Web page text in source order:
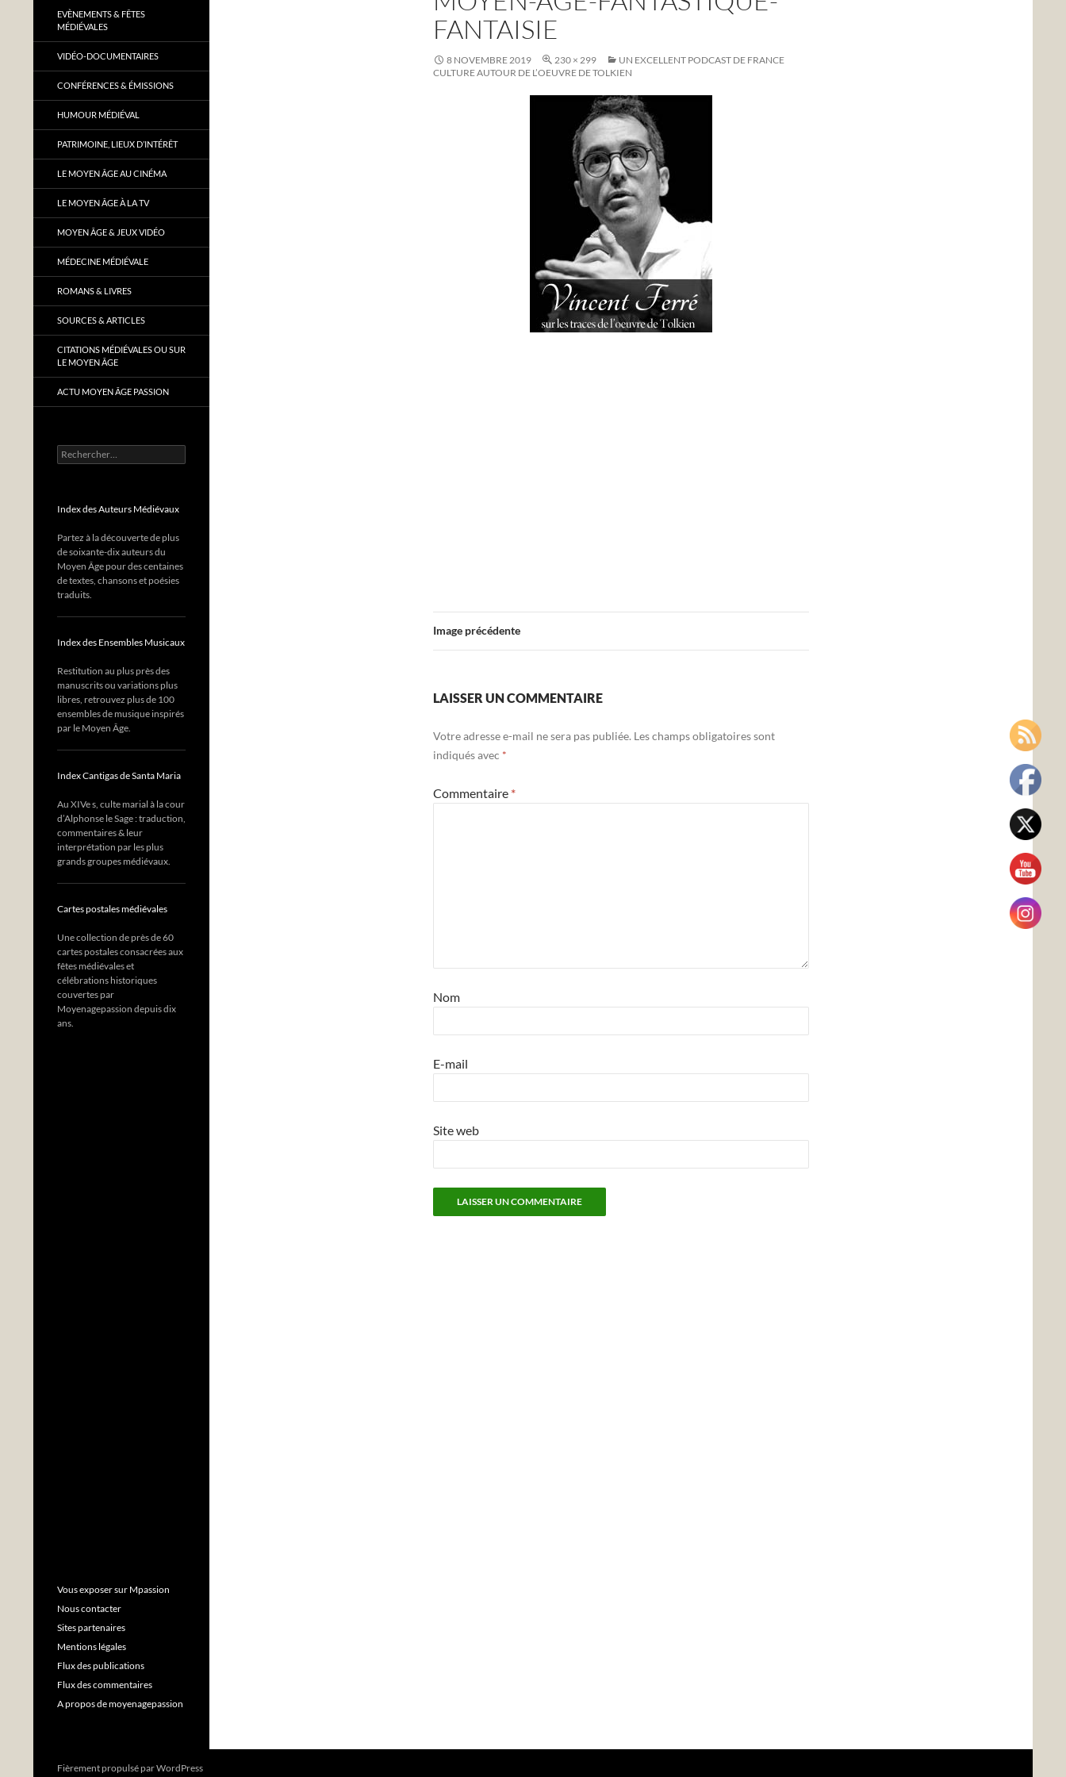
FANTAISIE
8 NOVEMBRE 2019 230 × 299
UN EXCELLENT PODCAST DE FRANCE
CULTURE AUTOUR DE L’OEUVRE DE TOLKIEN
Image précédente
LAISSER UN COMMENTAIRE
Votre adresse e-mail ne sera pas publiée. Les champs obligatoires sont
indiqués avec *
Commentaire *
Nom
E-mail
Site web
EVÈNEMENTS & FÊTES
MÉDIÉVALES
VIDÉO-DOCUMENTAIRES
CONFÉRENCES & ÉMISSIONS
HUMOUR MÉDIÉVAL
PATRIMOINE, LIEUX D’INTÉRÊT
LE MOYEN ÂGE AU CINÉMA
LE MOYEN ÂGE À LA TV
MOYEN ÂGE & JEUX VIDÉO
MÉDECINE MÉDIÉVALE
ROMANS & LIVRES
SOURCES & ARTICLES
CITATIONS MÉDIÉVALES OU SUR
LE MOYEN ÂGE
ACTU MOYEN ÂGE PASSION
Rechercher :
Index des Auteurs Médiévaux
Partez à la découverte de plus
de soixante-dix auteurs du
Moyen Âge pour des centaines
de textes, chansons et poésies
traduits.
Index des Ensembles Musicaux
Restitution au plus près des
manuscrits ou variations plus
libres, retrouvez plus de 100
ensembles de musique inspirés
par le Moyen Âge.
Index Cantigas de Santa Maria
Au XIVe s, culte marial à la cour
d’Alphonse le Sage : traduction,
commentaires & leur
interprétation par les plus
grands groupes médiévaux.
Cartes postales médiévales
Une collection de près de 60
cartes postales consacrées aux
fêtes médiévales et
célébrations historiques
couvertes par
Moyenagepassion depuis dix
ans.
Vous exposer sur Mpassion
Nous contacter
Sites partenaires
Mentions légales
Flux des publications
Flux des commentaires
A propos de moyenagepassion
Fièrement propulsé par WordPress